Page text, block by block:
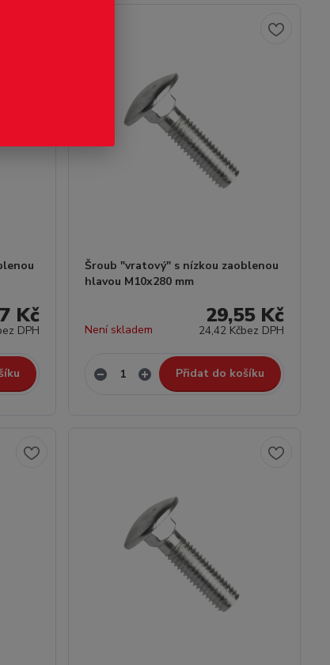
Kč
DPH
Šroub "vratový" s nízkou zaoblenou
hlavou M10x280 mm
29,55 Kč
24,42 Kčbez DPH
Není skladem
Přidat do košíku